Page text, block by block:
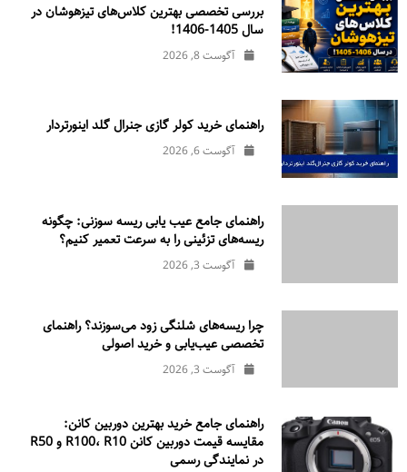
بررسی تخصصی بهترین کلاس‌های تیزهوشان در
سال 1405-1406!
آگوست 8, 2026
راهنمای خرید کولر گازی جنرال‌ گلد اینورتر‌دار
آگوست 6, 2026
راهنمای جامع عیب یابی ریسه سوزنی: چگونه
ریسه‌های تزئینی را به سرعت تعمیر کنیم؟
آگوست 3, 2026
چرا ریسه‌های شلنگی زود می‌سوزند؟ راهنمای
تخصصی عیب‌یابی و خرید اصولی
آگوست 3, 2026
راهنمای جامع خرید بهترین دوربین کانن:
مقایسه قیمت دوربین کانن R100، R10 و R50
در نمایندگی رسمی